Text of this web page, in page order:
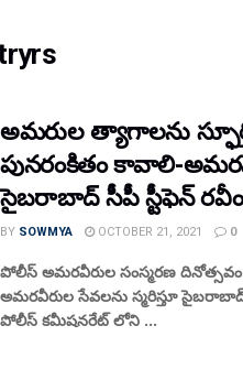
అమరుల త్యాగాలను
పునరంకితం కావాలి-
సైబరాబాద్ సీపీ స్టీఫెన్
BY SOWMYA OCTOBER 21, 2021 0
పోలీస్‌ అమరవీరుల సంస్మరణ దినోత్సవం
అమరవీరుల సేవలను స్మరిస్తూ
పోలీస్ కమీషనరేట్ లోని ...